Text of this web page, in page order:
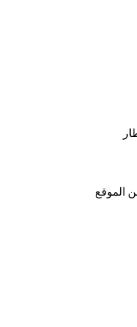
الموقع